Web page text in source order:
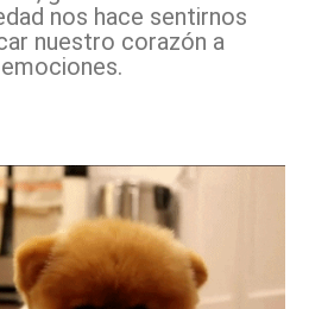
nos hace sentirnos
nuestro corazón a